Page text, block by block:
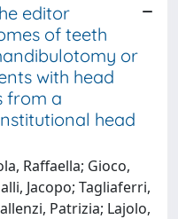
editor
of teeth
or
with head
from a
head
Raffaella; Gioco,
Jacopo; Tagliaferri,
Patrizia; Lajolo,